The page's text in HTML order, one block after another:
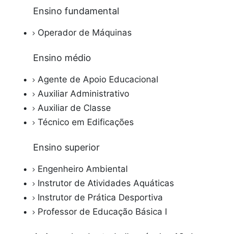
Ensino fundamental
Operador de Máquinas
Ensino médio
Agente de Apoio Educacional
Auxiliar Administrativo
Auxiliar de Classe
Técnico em Edificações
Ensino superior
Engenheiro Ambiental
Instrutor de Atividades Aquáticas
Instrutor de Prática Desportiva
Professor de Educação Básica I